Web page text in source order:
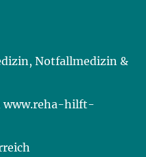
Notfallmedizin &
www.reha-hilft-